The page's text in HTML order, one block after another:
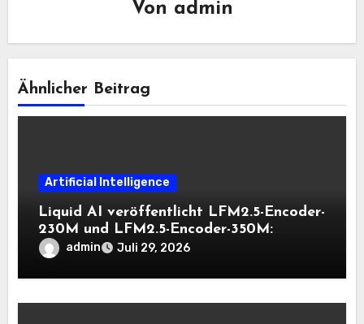
Von admin
Ähnlicher Beitrag
Artificial Intelligence
Liquid AI veröffentlicht LFM2.5-Encoder-
230M und LFM2.5-Encoder-350M:
Bidirektionale Encoder, die bei 8K-
Kontext auf der CPU schnell bleiben
admin Juli 29, 2026